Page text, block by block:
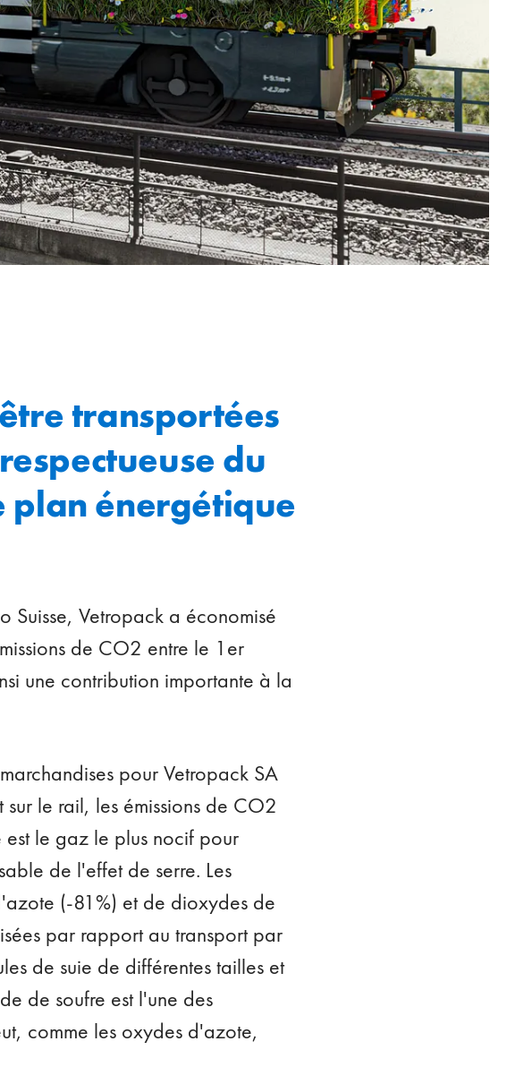
transportées
du
plan énergétique
Suisse, Vetropack a économisé
de CO2 entre le 1er
une contribution importante à la
pour Vetropack SA
le rail, les émissions de CO2
le gaz le plus nocif pour
de l'effet de serre. Les
(-81%) et de dioxydes de
par rapport au transport par
de suie de différentes tailles et
de soufre est l'une des
comme les oxydes d'azote,